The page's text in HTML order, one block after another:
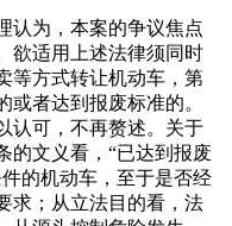
认为，本案的争议焦点
欲适用上述法律须同时
等方式转让机动车，第
或者达到报废标准的。
认可，不再赘述。关于
的文义看，“已达到报废
的机动车，至于是否经
求；从立法目的看，法